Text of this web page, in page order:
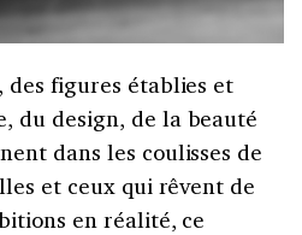
des figures établies et
du design, de la beauté
dans les coulisses de
et ceux qui rêvent de
en réalité, ce